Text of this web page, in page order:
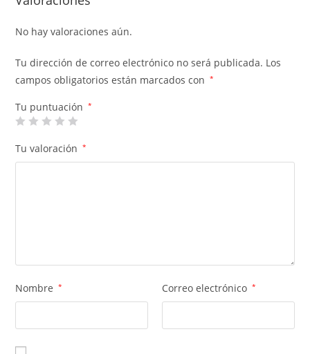
No hay valoraciones aún.
Tu dirección de correo electrónico no será publicada. Los
campos obligatorios están marcados con
*
Tu puntuación *
Tu valoración *
Nombre * Correo electrónico *